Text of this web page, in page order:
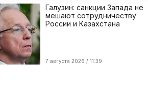
Галузин: санкции Запада не
мешают сотрудничеству
России и Казахстана
7 августа 2026 / 11:39